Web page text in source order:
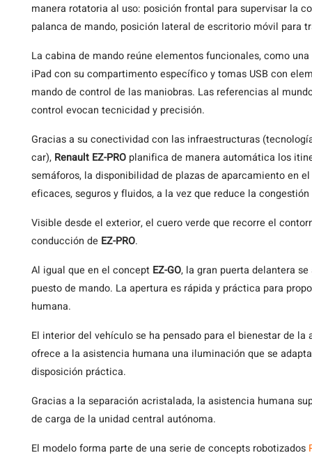
manera rotatoria al uso: posición frontal para supervisar la
palanca de mando, posición lateral de escritorio móvil para
La cabina de mando reúne elementos funcionales, como
iPad con su compartimento específico y tomas USB con
mando de control de las maniobras. Las referencias al
control evocan tecnicidad y precisión.
Gracias a su conectividad con las infraestructuras
car), Renault EZ-PRO planifica de manera automática los
semáforos, la disponibilidad de plazas de aparcamiento en
eficaces, seguros y fluidos, a la vez que reduce la
Visible desde el exterior, el cuero verde que recorre el
conducción de EZ-PRO.
Al igual que en el concept EZ-GO, la gran puerta delantera
puesto de mando. La apertura es rápida y práctica para
humana.
El interior del vehículo se ha pensado para el bienestar de
ofrece a la asistencia humana una iluminación que se
disposición práctica.
Gracias a la separación acristalada, la asistencia humana
de carga de la unidad central autónoma.
El modelo forma parte de una serie de concepts robotizados